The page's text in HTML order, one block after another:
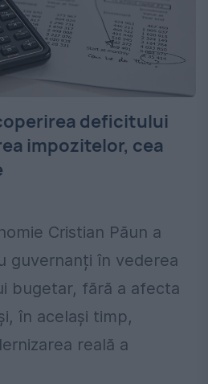
deficitului
impozitelor, cea
Cristian Păun a
guvernanți în vederea
bugetar, fără a afecta
în același timp,
reală a